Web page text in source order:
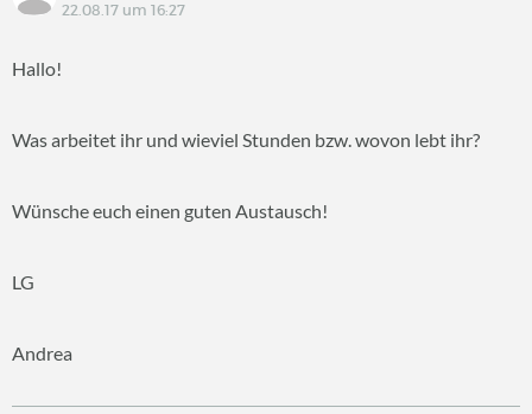
22.08.17 um 16:27
Hallo!
Was arbeitet ihr und wieviel Stunden bzw. wovon lebt ihr?
Wünsche euch einen guten Austausch!
LG
Andrea